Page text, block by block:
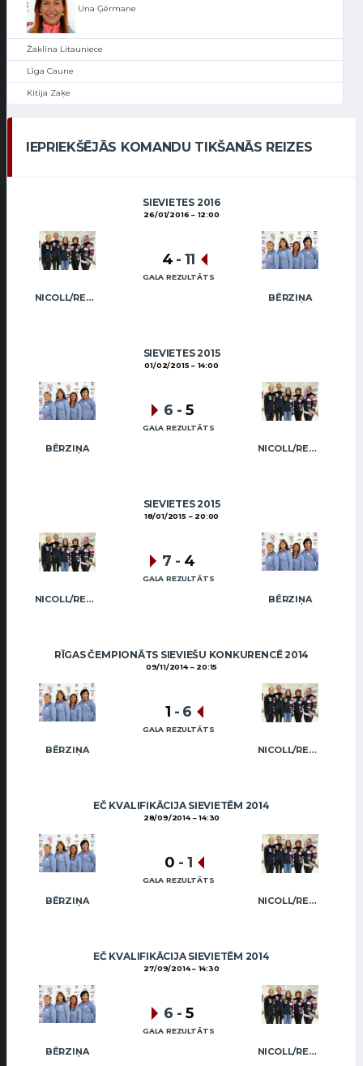
Una Ģērmane
Žaklīna Litauniece
Līga Caune
Kitija Zaķe
IEPRIEKŠĒJĀS KOMANDU TIKŠANĀS REIZES
SIEVIETES 2016
26/01/2016 12:00
NICOLL/REGŽA BĒRZIŅA
4 - 11
GALA REZULTĀTS
SIEVIETES 2015
01/02/2015 14:00
BĒRZIŅA NICOLL/REGŽA
6 - 5
GALA REZULTĀTS
SIEVIETES 2015
18/01/2015 20:00
NICOLL/REGŽA BĒRZIŅA
7 - 4
GALA REZULTĀTS
RĪGAS ČEMPIONĀTS SIEVIEŠU KONKURENCĒ 2014
09/11/2014 20:15
BĒRZIŅA NICOLL/REGŽA
1 - 6
GALA REZULTĀTS
EČ KVALIFIKĀCIJA SIEVIETĒM 2014
28/09/2014 14:30
BĒRZIŅA NICOLL/REGŽA
0 - 1
GALA REZULTĀTS
EČ KVALIFIKĀCIJA SIEVIETĒM 2014
27/09/2014 14:30
BĒRZIŅA NICOLL/REGŽA
6 - 5
GALA REZULTĀTS